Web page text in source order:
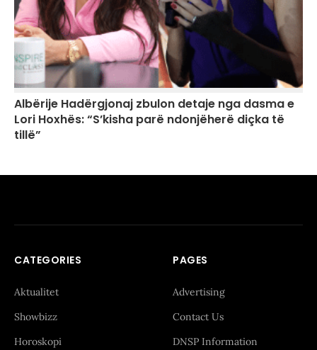
Albërije Hadërgjonaj zbulon detaje nga dasma e
Lori Hoxhës: “S’kisha parë ndonjëherë diçka të
tillë”
CATEGORIES
Aktualitet
Showbizz
Horoskopi
PAGES
Advertising
Contact Us
DNSP Information